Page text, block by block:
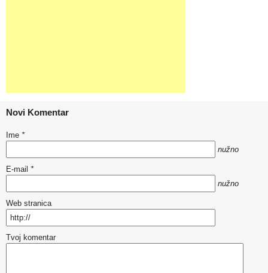
Novi Komentar
Ime *
nužno
E-mail *
nužno
Web stranica
Tvoj komentar